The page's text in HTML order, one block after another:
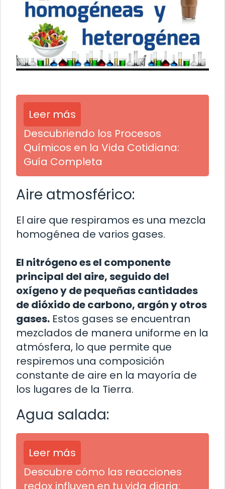
Leer más
Descubriendo los Procesos
Químicos en la Vida Cotidiana:
Guía Completa
Aire atmosférico:
El aire que respiramos es una mezcla
homogénea de varios gases.
El nitrógeno es el componente
principal del aire, seguido del
oxígeno y de pequeñas cantidades
de dióxido de carbono, argón y otros
gases. Estos gases se encuentran
mezclados de manera uniforme en la
atmósfera, lo que permite que
respiremos una composición
constante de aire en la mayoría de
los lugares de la Tierra.
Agua salada:
Leer más
Descubre cómo las reacciones
redox influyen en tu vida diaria: